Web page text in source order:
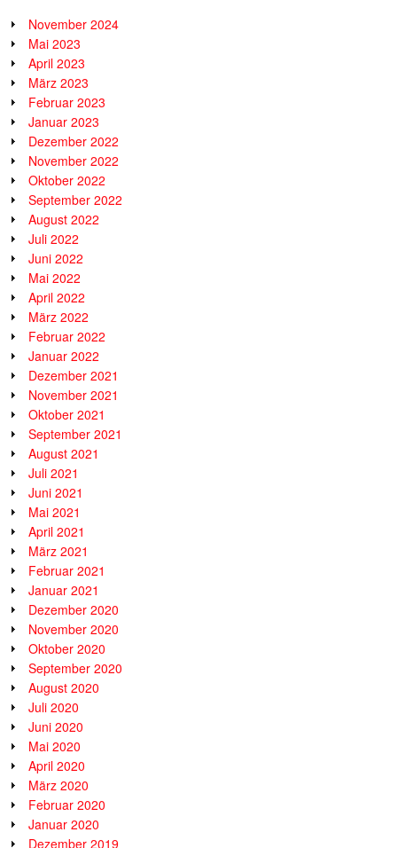
November 2024
Mai 2023
April 2023
März 2023
Februar 2023
Januar 2023
Dezember 2022
November 2022
Oktober 2022
September 2022
August 2022
Juli 2022
Juni 2022
Mai 2022
April 2022
März 2022
Februar 2022
Januar 2022
Dezember 2021
November 2021
Oktober 2021
September 2021
August 2021
Juli 2021
Juni 2021
Mai 2021
April 2021
März 2021
Februar 2021
Januar 2021
Dezember 2020
November 2020
Oktober 2020
September 2020
August 2020
Juli 2020
Juni 2020
Mai 2020
April 2020
März 2020
Februar 2020
Januar 2020
Dezember 2019